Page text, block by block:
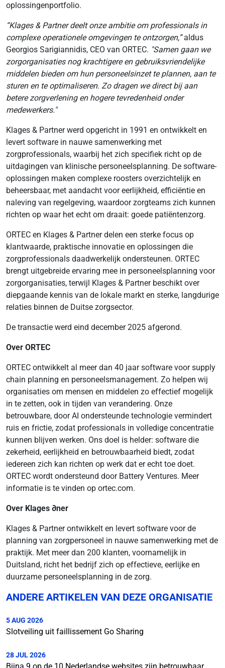
oplossingenportfolio.
“Klages & Partner deelt onze ambitie om professionals in
complexe operationele omgevingen te ontzorgen,”aldus
Georgios Sarigiannidis, CEO van ORTEC. "Samen gaan we
zorgorganisaties nog krachtigere en gebruiksvriendelijke
middelen bieden om hun personeelsinzet te plannen, aan te
sturen en te optimaliseren. Zo dragen we direct bij aan
betere zorgverlening en hogere tevredenheid onder
medewerkers."
Klages & Partner werd opgericht in 1991 en ontwikkelt en
levert software in nauwe samenwerking met
zorgprofessionals, waarbij het zich specifiek richt op de
uitdagingen van klinische personeelsplanning. De software-
oplossingen maken complexe roosters overzichtelijk en
beheersbaar, met aandacht voor eerlijkheid, efficiëntie en
naleving van regelgeving, waardoor zorgteams zich kunnen
richten op waar het echt om draait: goede patiëntenzorg.
ORTEC en Klages & Partner delen een sterke focus op
klantwaarde, praktische innovatie en oplossingen die
zorgprofessionals daadwerkelijk ondersteunen. ORTEC
brengt uitgebreide ervaring mee in personeelsplanning voor
zorgorganisaties, terwijl Klages & Partner beschikt over
diepgaande kennis van de lokale markt en sterke, langdurige
relaties binnen de Duitse zorgsector.
De transactie werd eind december 2025 afgerond.
Over ORTEC
ORTEC ontwikkelt al meer dan 40 jaar software voor supply
chain planning en personeelsmanagement. Zo helpen wij
organisaties om mensen en middelen zo effectief mogelijk
in te zetten, ook in tijden van verandering. Onze
betrouwbare, door AI ondersteunde technologie vermindert
ruis en frictie, zodat professionals in volledige concentratie
kunnen blijven werken. Ons doel is helder: software die
zekerheid, eerlijkheid en betrouwbaarheid biedt, zodat
iedereen zich kan richten op werk dat er echt toe doet.
ORTEC wordt ondersteund door Battery Ventures. Meer
informatie is te vinden op ortec.com.
Over Klages ∂ner
Klages & Partner ontwikkelt en levert software voor de
planning van zorgpersoneel in nauwe samenwerking met de
praktijk. Met meer dan 200 klanten, voornamelijk in
Duitsland, richt het bedrijf zich op effectieve, eerlijke en
duurzame personeelsplanning in de zorg.
ANDERE ARTIKELEN VAN DEZE ORGANISATIE
5 AUG 2026
Slotveiling uit faillissement Go Sharing
28 JUL 2026